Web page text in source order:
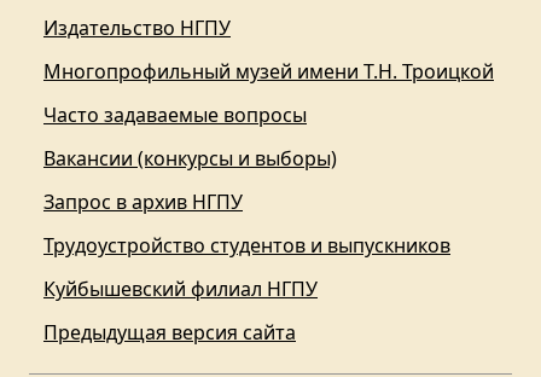
Издательство НГПУ
Многопрофильный музей имени Т.Н. Троицкой
Часто задаваемые вопросы
Вакансии (конкурсы и выборы)
Запрос в архив НГПУ
Трудоустройство студентов и выпускников
Куйбышевский филиал НГПУ
Предыдущая версия сайта